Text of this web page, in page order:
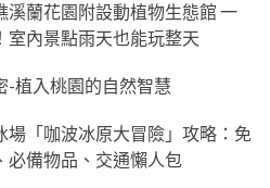
溪蘭花園附設動植物生態館 一
室內景點雨天也能玩整天
-植入桃園的自然智慧
場「咖波冰原大冒險」攻略：免
必備物品、交通懶人包